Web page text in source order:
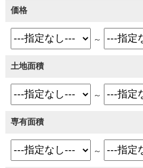
価格
～
土地面積
～
専有面積
～